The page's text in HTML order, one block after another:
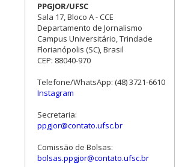
PPGJOR/UFSC
Sala 17, Bloco A - CCE
Departamento de Jornalismo
Campus Universitário, Trindade
Florianópolis (SC), Brasil
CEP: 88040-970
Telefone/WhatsApp: (48) 3721-6610
Instagram
Secretaria:
ppgjor@contato.ufsc.br
Comissão de Bolsas:
bolsas.ppgjor@contato.ufsc.br